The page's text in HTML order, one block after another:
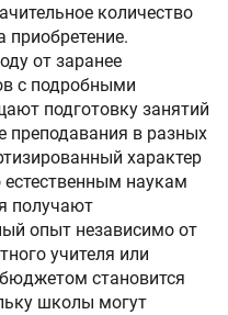
количество
приобретение.
от заранее
с подробными
подготовку занятий
преподавания в разных
характер
наукам
получают
опыт независимо от
учителя или
становится
школы могут